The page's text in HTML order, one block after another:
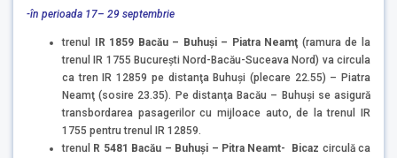
-în perioada 17– 29 septembrie
trenul IR 1859 Bacău – Buhuşi – Piatra Neamţ (ramura de la
trenul IR 1755 Bucureşti Nord-Bacău-Suceava Nord) va circula
ca tren IR 12859 pe distanţa Buhuşi (plecare 22.55) – Piatra
Neamţ (sosire 23.35). Pe distanţa Bacău – Buhuşi se asigură
transbordarea pasagerilor cu mijloace auto, de la trenul IR
1755 pentru trenul IR 12859.
trenul R 5481 Bacău – Buhuşi – Pitra Neamt- Bicaz circulă ca